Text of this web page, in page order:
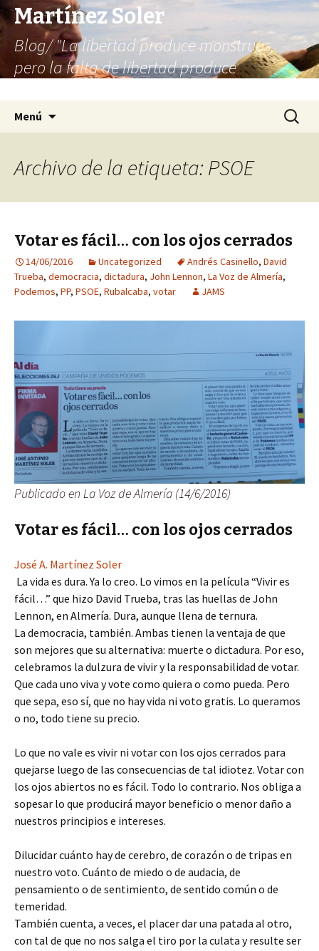
Martínez Soler
Blog/ "La libertad produce monstruos,
pero la falta de libertad produce
Menú Buscar:
Archivo de la etiqueta: PSOE
Votar es fácil… con los ojos cerrados
14/06/2016 Uncategorized Andrés Casinello, David
Trueba, democracia, dictadura, John Lennon, La Voz de Almería,
Podemos, PP, PSOE, Rubalcaba, votar JAMS
Publicado en La Voz de Almería (14/6/2016)
Votar es fácil… con los ojos cerrados
José A. Martínez Soler
La vida es dura. Ya lo creo. Lo vimos en la película “Vivir es
fácil…” que hizo David Trueba, tras las huellas de John
Lennon, en Almería. Dura, aunque llena de ternura.
La democracia, también. Ambas tienen la ventaja de que
son mejores que su alternativa: muerte o dictadura. Por eso,
celebramos la dulzura de vivir y la responsabilidad de votar.
Que cada uno viva y vote como quiera o como pueda. Pero
que sepa, eso sí, que no hay vida ni voto gratis. Lo queramos
o no, todo tiene su precio.
Lo que no vale es vivir ni votar con los ojos cerrados para
quejarse luego de las consecuencias de tal idiotez. Votar con
los ojos abiertos no es fácil. Todo lo contrario. Nos obliga a
sopesar lo que producirá mayor beneficio o menor daño a
nuestros principios e intereses.
Dilucidar cuánto hay de cerebro, de corazón o de tripas en
nuestro voto. Cuánto de miedo o de audacia, de
pensamiento o de sentimiento, de sentido común o de
temeridad.
También cuenta, a veces, el placer dar una patada al otro,
con tal de que no nos salga el tiro por la culata y resulte ser